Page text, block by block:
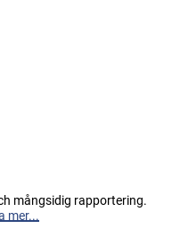
mångsidig rapportering.
mer...